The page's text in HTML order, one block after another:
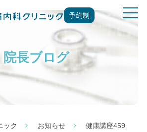
予約制
t
o
g
院長ブログ
ック お知らせ
健康講座459